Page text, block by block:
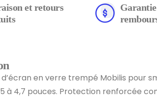
et retours
en verre trempé Mobilis pour
à 4,7 pouces. Protection renforcée